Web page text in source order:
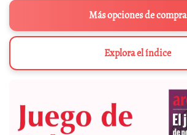
Más opciones de compra
Explora el índice